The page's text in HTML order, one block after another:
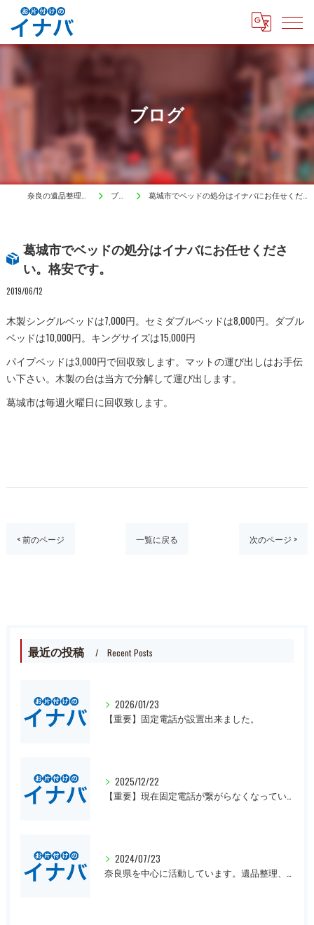
ブログ
ブログ 葛城市でベッドの処分はイナバにお任せください。格安です。
葛城市でベッドの処分はイナバにお任せくださ
い。格安です。
2019/06/12
木製シングルベッドは7,000円。セミダブルベッドは8,000円。ダブル
ベッドは10,000円。キングサイズは15,000円
パイプベッドは3,000円で回収致します。マットの運び出しはお手伝
い下さい。木製の台は当方で分解して運び出します。
葛城市は毎週火曜日に回収致します。
< 前のページ 一覧に戻る 次のページ >
最近の投稿 Recent Posts
2026/01/23
【重要】固定電話が設置出来ました。
2025/12/22
【重要】現在固定電話が繋がらなくなっています。
2024/07/23
奈良県を中心に活動しています。遺品整理、一軒丸ごとの片付け、オフィスや倉庫の処分等、大量にある場合は近県でも回収にお伺いいたします。先ずは無料見積もりをお願いします。